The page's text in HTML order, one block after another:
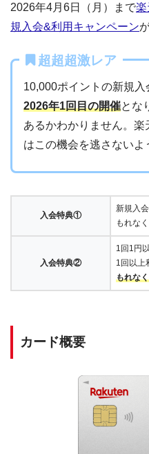
2026年4月6日（月）まで楽
規入会&利用キャンペーン
超超超激レア
10,000ポイントの新規
2026年1回目の開催とな
あるかわかりません。
はこの機会を逃さないよ
入会特典①
新規入
もれな
入会特典②
1回1円
1回以上
もれな
カード概要